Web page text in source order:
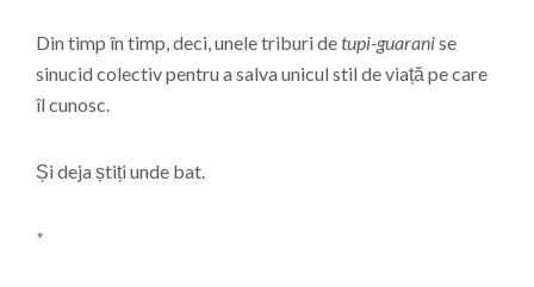
Din timp în timp, deci, unele triburi detupi-guaranise
sinucid colectiv pentru a salva unicul stil de viață pe care
îl cunosc.
Și deja știți unde bat.
*